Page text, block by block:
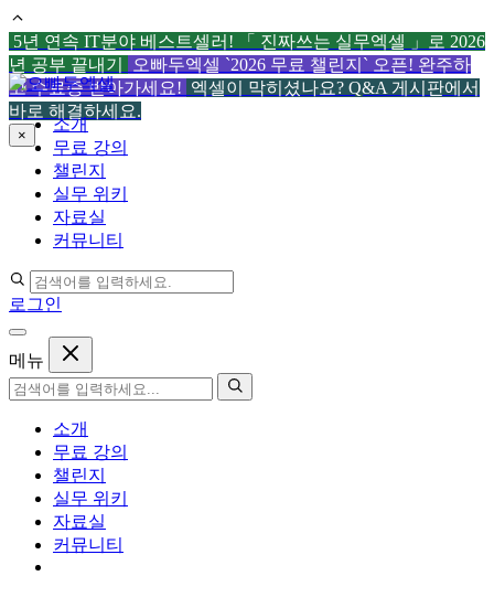
5년 연속 IT분야 베스트셀러! 「 진짜쓰는 실무엑셀 」로 2026
년 공부 끝내기
오빠두엑셀 `2026 무료 챌린지` 오픈! 완주하
고 수료증 받아가세요! 엑셀이 막히셨나요? Q&A 게시판에서
바로 해결하세요.
×
컨
텐
츠
로
소개
무료 강의
챌린지
실무 위키
자료실
커뮤니티
로그인
메뉴
소개
무료 강의
챌린지
실무 위키
자료실
커뮤니티